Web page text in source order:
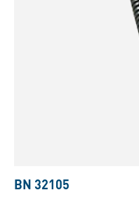
BN 32105